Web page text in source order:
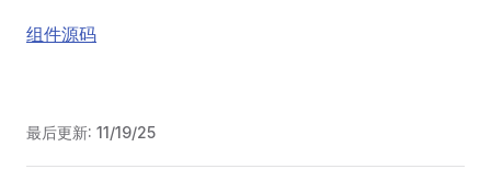
组件源码
最后更新: 11/19/25